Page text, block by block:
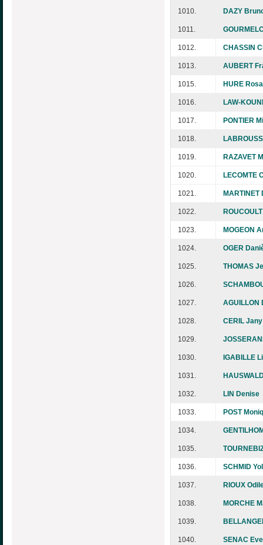
1010. DAZY
1011.
1012. CHASSIN
1013. AUBERT
1015. HURE
1016. LAW-
1017. PONTIER
1018.
1019. RAZAVET
1020. LECOMTE
1021. MARTINET
1022.
1023. MOGEON
1024. OGER
1025. THOMAS
1026.
1027. AGUILLON
1028. CERIL Jany
1029.
1030. IGABILLE
1031.
1032. LIN Denise
1033. POST
1034.
1035.
1036. SCHMID
1037. RIOUX
1038. MORCHE
1039.
1040. SENAC